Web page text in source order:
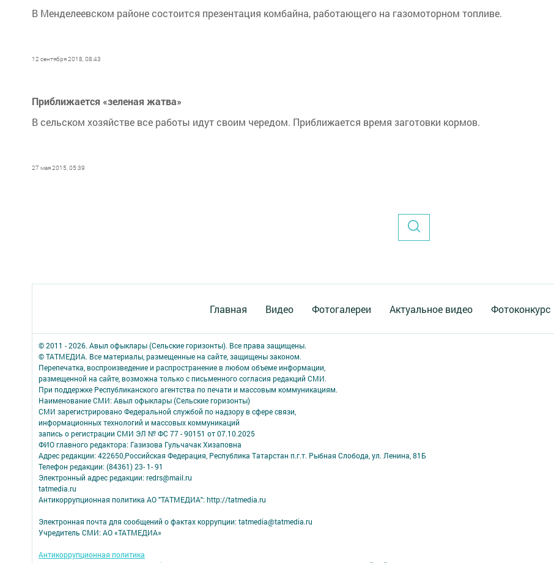
В Менделеевском районе состоится презентация комбайна, работающего на газомоторном топливе.
12 сентября 2018, 08:43
Приближается «зеленая жатва»
В сельском хозяйстве все работы идут своим чередом. Приближается время заготовки кормов.
27 мая 2015, 05:39
Главная Видео Фотогалереи Актуальное видео Фотоконкурс
© 2011 - 2026. Авыл офыклары (Сельские горизонты). Все права защищены.
© ТАТМЕДИА. Все материалы, размещенные на сайте, защищены законом.
Перепечатка, воспроизведение и распространение в любом объеме информации,
размещенной на сайте, возможна только с письменного согласия редакций СМИ.
При поддержке Республиканского агентства по печати и массовым коммуникациям.
Наименование СМИ: Авыл офыклары (Сельские горизонты)
СМИ зарегистрировано Федеральной службой по надзору в сфере связи,
информационных технологий и массовых коммуникаций
запись о регистрации СМИ ЭЛ № ФС 77 - 90151 от 07.10.2025
ФИО главного редактора: Газизова Гульчачак Хизаповна
Адрес редакции: 422650,Российская Федерация, Республика Татарстан п.г.т. Рыбная Слобода, ул. Ленина, 81Б
Телефон редакции: (84361) 23- 1- 91
Электронный адрес редакции: redrs@mail.ru
tatmedia.ru
Антикоррупционная политика АО "ТАТМЕДИА": http://tatmedia.ru
Электронная почта для сообщений о фактах коррупции: tatmedia@tatmedia.ru
Учредитель СМИ: АО «ТАТМЕДИА»
Антикоррупционная политика